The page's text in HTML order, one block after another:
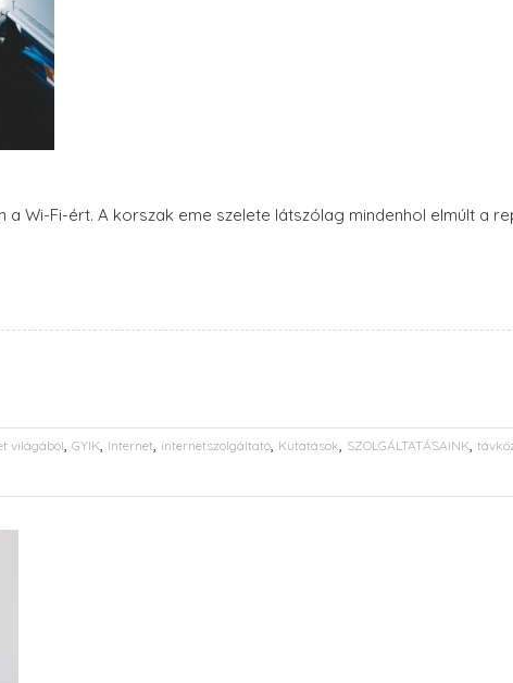
Wi-Fi-ért. A korszak eme szelete látszólag mindenhol elmúlt a
világából GYIK Internet internetszolgáltató Kutatások SZOLGÁLTATÁSAINK